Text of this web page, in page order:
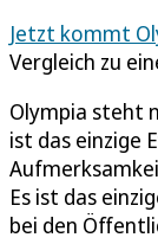
Jetzt kommt
Vergleich zu
Olympia steht
ist das einzige
Es ist das
bei den